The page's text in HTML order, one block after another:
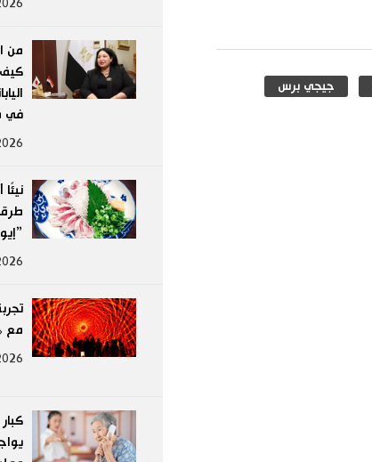
جيجي برس
من
كيف
في
طرق
مع